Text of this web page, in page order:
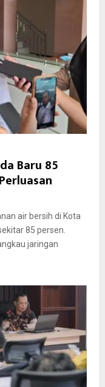
Baru 85
air bersih di Kota
85 persen.
jaringan